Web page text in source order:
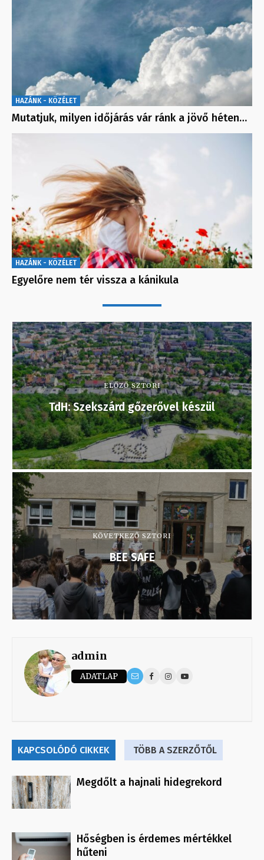
HAZÁNK - KÖZÉLET
Mutatjuk, milyen időjárás vár ránk a jövő héten…
HAZÁNK - KÖZÉLET
Egyelőre nem tér vissza a kánikula
ELŐZŐ SZTORI
TdH: Szekszárd gőzerővel készül
KÖVETKEZŐ SZTORI
BEE SAFE
admin
ADATLAP
KAPCSOLÓDÓ CIKKEK TÖBB A SZERZŐTŐL
Megdőlt a hajnali hidegrekord
Hőségben is érdemes mértékkel
hűteni